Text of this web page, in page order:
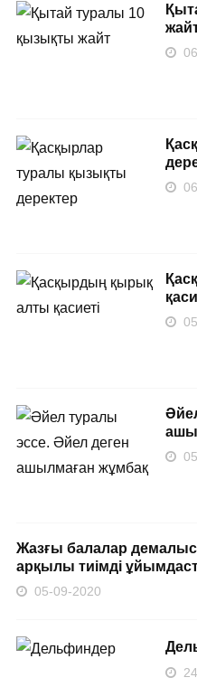
Жазғы балалар
арқылы тиімді
05-09-2020